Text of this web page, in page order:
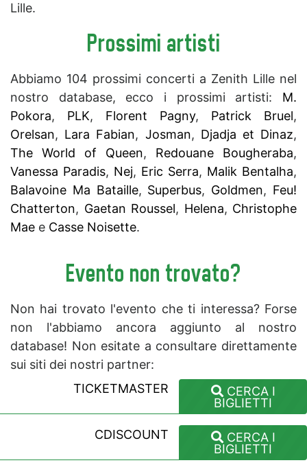
Lille.
Prossimi artisti
Abbiamo 104 prossimi concerti a Zenith Lille nel
nostro database, ecco i prossimi artisti: M.
Pokora, PLK, Florent Pagny, Patrick Bruel,
Orelsan, Lara Fabian, Josman, Djadja et Dinaz,
The World of Queen, Redouane Bougheraba,
Vanessa Paradis, Nej, Eric Serra, Malik Bentalha,
Balavoine Ma Bataille, Superbus, Goldmen, Feu!
Chatterton, Gaetan Roussel, Helena, Christophe
Mae e Casse Noisette.
Evento non trovato?
Non hai trovato l'evento che ti interessa? Forse
non l'abbiamo ancora aggiunto al nostro
database! Non esitate a consultare direttamente
sui siti dei nostri partner:
TICKETMASTER
CERCA I
BIGLIETTI
CDISCOUNT
CERCA I
BIGLIETTI